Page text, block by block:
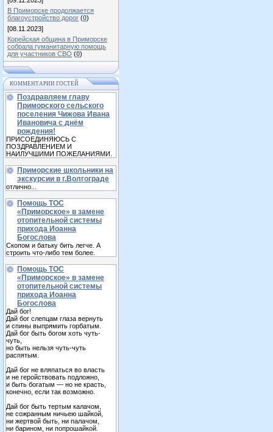
В Приморске продолжается
благоустройство дорог (0)
[08.11.2023]
Корейская община в Приморске
собрала гуманитарную помощь
для участников СВО (0)
КОММЕНТАРИИ ГОСТЕЙ
Поздравляем главу
Приморского сельского
поселения Чижова Ивана
Ивановича с днём
рождения!
ПРИСОЕДИНЯЮСЬ С
ПОЗДРАВЛЕНИЕМ И
НАИЛУЧШИМИ ПОЖЕЛАНИЯМИ.
Приморские школьники на
экскурсии в г.Волгограде
отлично...
Помощь ТОС
«Приморское» в замене
отопительной системы
прихода Иоанна
Богослова
Скопом и батьку бить легче. А
строить что-либо тем более.
Помощь ТОС
«Приморское» в замене
отопительной системы
прихода Иоанна
Богослова
Дай бог!
Дай бог слепцам глаза вернуть
и спины выпрямить горбатым.
Дай бог быть богом хоть чуть-
чуть,
но быть нельзя чуть-чуть
распятым.
Дай бог не вляпаться во власть
и не геройствовать подложно,
и быть богатым — но не красть,
конечно, если так возможно.
Дай бог быть тертым калачом,
не сожранным ничьею шайкой,
ни жертвой быть, ни палачом,
ни барином, ни попрошайкой.